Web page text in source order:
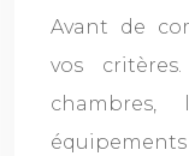
Avant de
vos